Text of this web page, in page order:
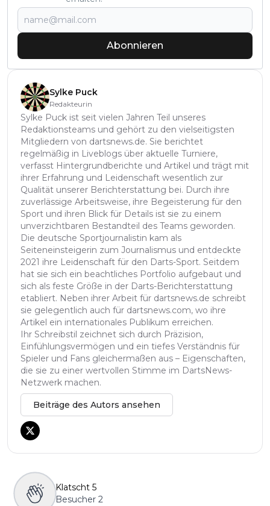
Abonnieren
Sylke Puck
Redakteurin
Sylke Puck ist seit vielen Jahren Teil unseres
Redaktionsteams und gehört zu den vielseitigsten
Mitgliedern von dartsnews.de. Sie berichtet
regelmäßig in Liveblogs über aktuelle Turniere,
verfasst Hintergrundberichte und Artikel und trägt mit
ihrer Erfahrung und Leidenschaft wesentlich zur
Qualität unserer Berichterstattung bei. Durch ihre
zuverlässige Arbeitsweise, ihre Begeisterung für den
Sport und ihren Blick für Details ist sie zu einem
unverzichtbaren Bestandteil des Teams geworden.
Die deutsche Sportjournalistin kam als
Seiteneinsteigerin zum Journalismus und entdeckte
2021 ihre Leidenschaft für den Darts-Sport. Seitdem
hat sie sich ein beachtliches Portfolio aufgebaut und
sich als feste Größe in der Darts-Berichterstattung
etabliert. Neben ihrer Arbeit für dartsnews.de schreibt
sie gelegentlich auch für dartsnews.com, wo ihre
Artikel ein internationales Publikum erreichen.
Ihr Schreibstil zeichnet sich durch Präzision,
Einfühlungsvermögen und ein tiefes Verständnis für
Spieler und Fans gleichermaßen aus – Eigenschaften,
die sie zu einer wertvollen Stimme im DartsNews-
Netzwerk machen.
Beiträge des Autors ansehen
Klatscht 5
Besucher 2